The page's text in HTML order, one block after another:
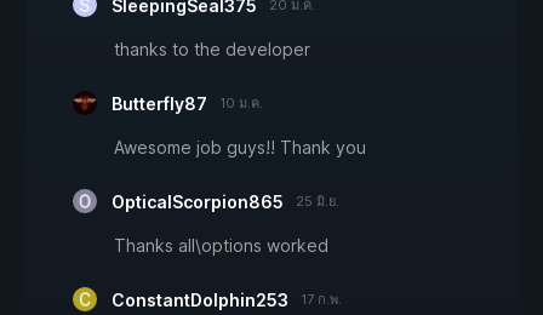
SleepingSeal375 20 ม.ค.
thanks to the developer
Butterfly87 10 ม.ค.
Awesome job guys!! Thank you
OpticalScorpion865 25 มิ.ย.
Thanks all\options worked
ConstantDolphin253 17 ก.พ.